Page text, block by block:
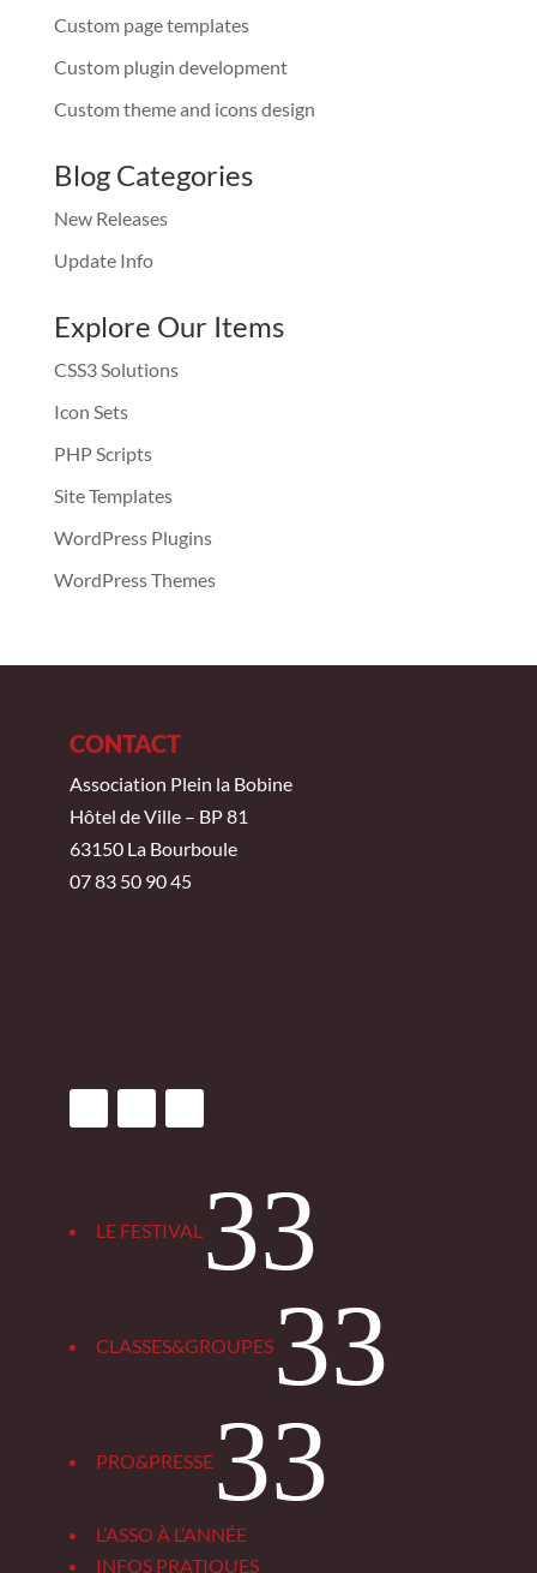
Custom page templates
Custom plugin development
Custom theme and icons design
Blog Categories
New Releases
Update Info
Explore Our Items
CSS3 Solutions
Icon Sets
PHP Scripts
Site Templates
WordPress Plugins
WordPress Themes
CONTACT
Association Plein la Bobine
Hôtel de Ville – BP 81
63150 La Bourboule
07 83 50 90 45
LE FESTIVAL 3
CLASSES&GROUPES 3
PRO&PRESSE 3
L’ASSO À L’ANNÉE
INFOS PRATIQUES